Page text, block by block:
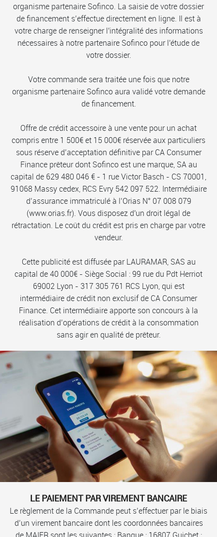
organisme partenaire Sofinco. La saisie de votre dossier
de financement s’effectue directement en ligne. Il est à
votre charge de renseigner l'intégralité des informations
nécessaires à notre partenaire Sofinco pour l'étude de
votre dossier.
Votre commande sera traitée une fois que notre
organisme partenaire Sofinco aura validé votre demande
de financement.
Offre de crédit accessoire à une vente pour un achat
compris entre 1 500€ et 15 000€ réservée aux particuliers
sous réserve d’acceptation définitive par CA Consumer
Finance prêteur dont Sofinco est une marque, SA au
capital de 629 480 046 € - 1 rue Victor Basch - CS 70001,
91068 Massy cedex, RCS Evry 542 097 522. Intermédiaire
d’assurance immatriculé à l’Orias N° 07 008 079
(www.orias.fr). Vous disposez d'un droit légal de
rétractation. Le coût du crédit est pris en charge par votre
vendeur.
Cette publicité est diffusée par LAURAMAR, SAS au
capital de 40 000€ - Siège Social : 99 rue du Pdt Herriot
69002 Lyon - 317 305 761 RCS Lyon, qui est
intermédiaire de crédit non exclusif de CA Consumer
Finance. Cet intermédiaire apporte son concours à la
réalisation d’opérations de crédit à la consommation
sans agir en qualité de prêteur.
LE PAIEMENT PAR VIREMENT BANCAIRE
Le règlement de la Commande peut s’effectuer par le biais
d’un virement bancaire dont les coordonnées bancaires